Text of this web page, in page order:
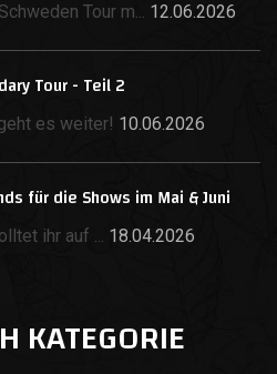
Tour m... 12.06.2026
Tour - Teil 2
es weiter! 10.06.2026
für die Shows im Mai & Juni
ihr auf ... 18.04.2026
KATEGORIE